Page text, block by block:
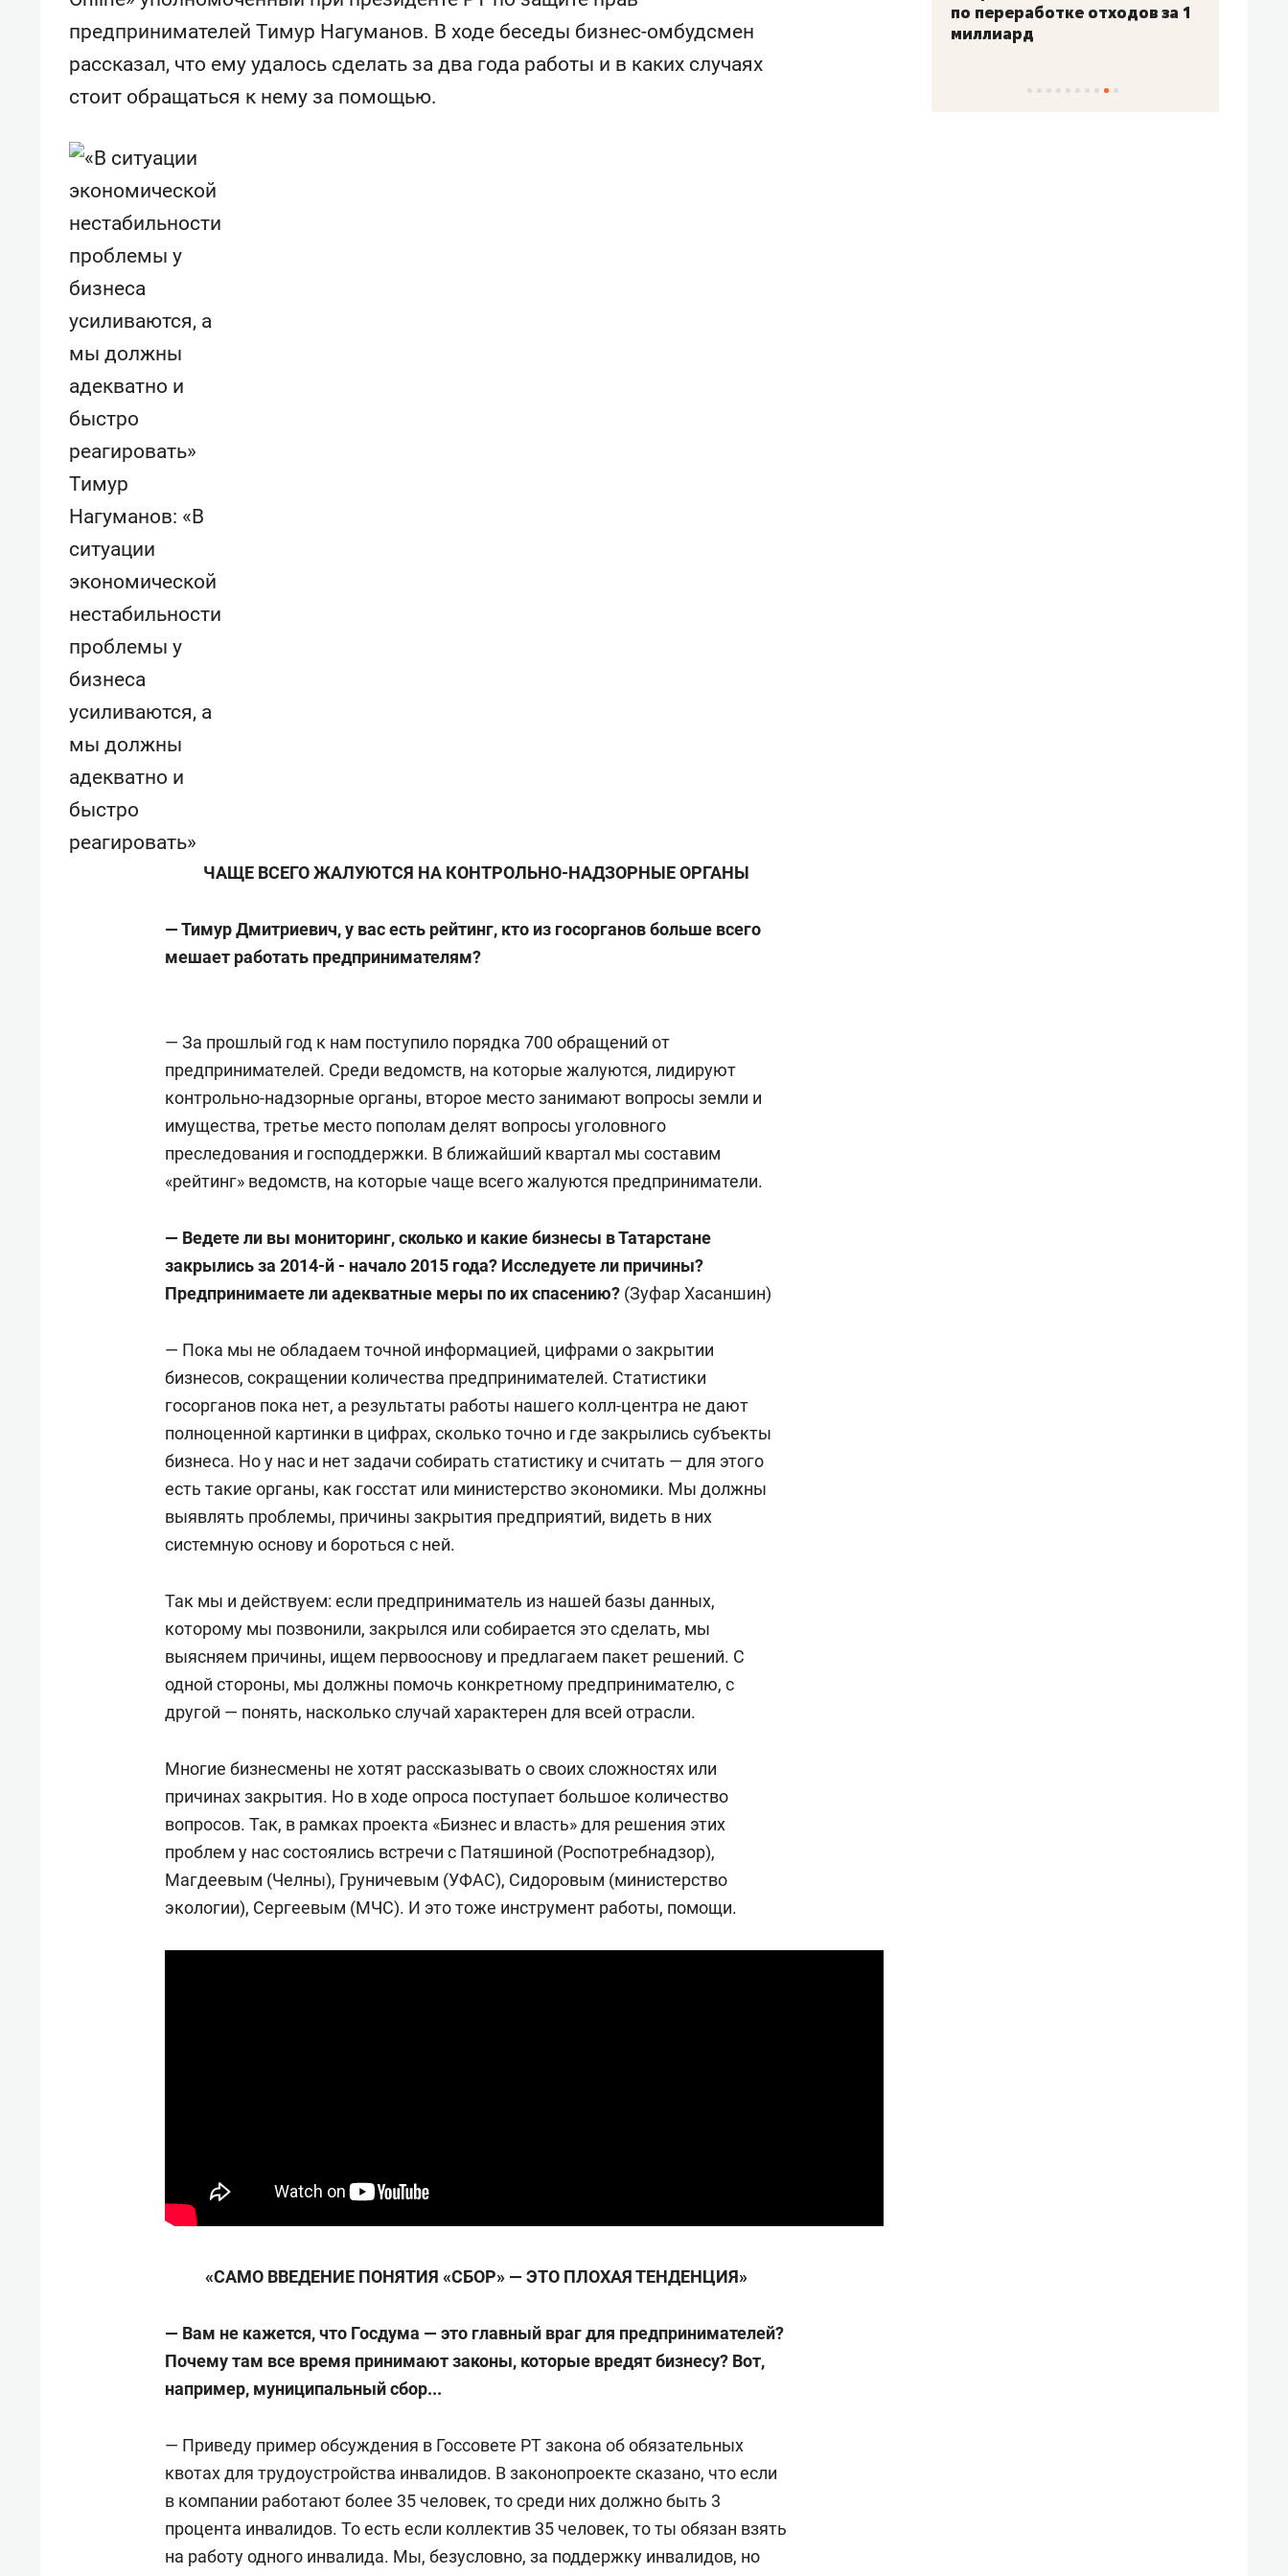
предпринимателей Тимур Нагуманов. В ходе беседы бизнес-омбудсмен
рассказал, что ему удалось сделать за два года работы и в каких случаях
стоит обращаться к нему за помощью.
Тимур
Нагуманов: «В
ситуации
экономической
нестабильности
проблемы у
бизнеса
усиливаются, а
мы должны
адекватно и
быстро
реагировать»
ЧАЩЕ ВСЕГО ЖАЛУЮТСЯ НА КОНТРОЛЬНО-НАДЗОРНЫЕ ОРГАНЫ
— Тимур Дмитриевич, у вас есть рейтинг, кто из госорганов больше всего
мешает работать предпринимателям?
— За прошлый год к нам поступило порядка 700 обращений от
предпринимателей. Среди ведомств, на которые жалуются, лидируют
контрольно-надзорные органы, второе место занимают вопросы земли и
имущества, третье место пополам делят вопросы уголовного
преследования и господдержки. В ближайший квартал мы составим
«рейтинг» ведомств, на которые чаще всего жалуются предприниматели.
— Ведете ли вы мониторинг, сколько и какие бизнесы в Татарстане
закрылись за 2014-й - начало 2015 года? Исследуете ли причины?
Предпринимаете ли адекватные меры по их спасению? (Зуфар Хасаншин)
— Пока мы не обладаем точной информацией, цифрами о закрытии
бизнесов, сокращении количества предпринимателей. Статистики
госорганов пока нет, а результаты работы нашего колл-центра не дают
полноценной картинки в цифрах, сколько точно и где закрылись субъекты
бизнеса. Но у нас и нет задачи собирать статистику и считать — для этого
есть такие органы, как госстат или министерство экономики. Мы должны
выявлять проблемы, причины закрытия предприятий, видеть в них
системную основу и бороться с ней.
Так мы и действуем: если предприниматель из нашей базы данных,
которому мы позвонили, закрылся или собирается это сделать, мы
выясняем причины, ищем первооснову и предлагаем пакет решений. С
одной стороны, мы должны помочь конкретному предпринимателю, с
другой — понять, насколько случай характерен для всей отрасли.
Многие бизнесмены не хотят рассказывать о своих сложностях или
причинах закрытия. Но в ходе опроса поступает большое количество
вопросов. Так, в рамках проекта «Бизнес и власть» для решения этих
проблем у нас состоялись встречи с Патяшиной (Роспотребнадзор),
Магдеевым (Челны), Груничевым (УФАС), Сидоровым (министерство
экологии), Сергеевым (МЧС). И это тоже инструмент работы, помощи.
«САМО ВВЕДЕНИЕ ПОНЯТИЯ «СБОР» — ЭТО ПЛОХАЯ ТЕНДЕНЦИЯ»
— Вам не кажется, что Госдума — это главный враг для предпринимателей?
Почему там все время принимают законы, которые вредят бизнесу? Вот,
например, муниципальный сбор...
— Приведу пример обсуждения в Госсовете РТ закона об обязательных
квотах для трудоустройства инвалидов. В законопроекте сказано, что если
в компании работают более 35 человек, то среди них должно быть 3
процента инвалидов. То есть если коллектив 35 человек, то ты обязан взять
на работу одного инвалида. Мы, безусловно, за поддержку инвалидов, но
«Баркли» усиливает
«Резиденцию ДАН»
фанатов Азии»
стрессом»
по переработке отходов за 1
миллиард